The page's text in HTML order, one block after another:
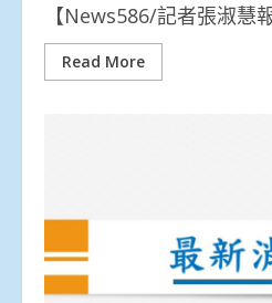
【News586/記者張淑慧
Read More